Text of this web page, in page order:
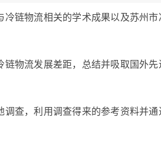
冷链物流相关的学术成果以及苏州市
链物流发展差距，总结并吸取国外先
调查，利用调查得来的参考资料并通